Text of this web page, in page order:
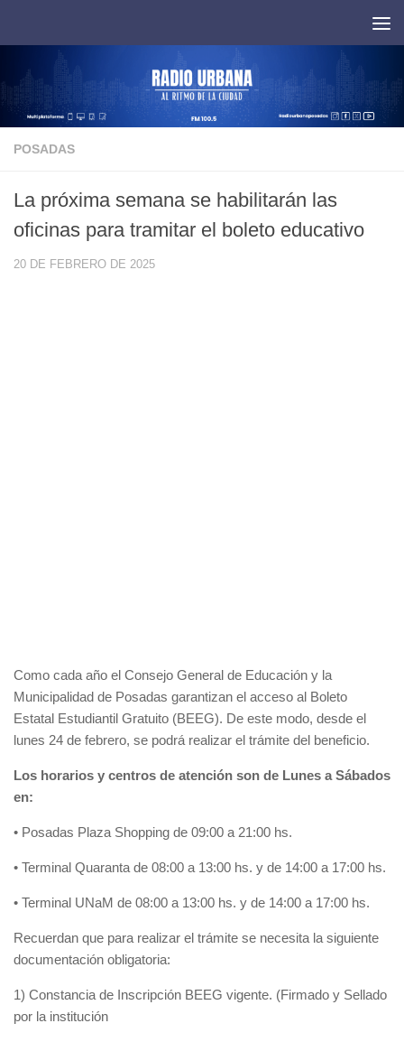
POSADAS
La próxima semana se habilitarán las
oficinas para tramitar el boleto educativo
20 DE FEBRERO DE 2025
Como cada año el Consejo General de Educación y la
Municipalidad de Posadas garantizan el acceso al Boleto
Estatal Estudiantil Gratuito (BEEG). De este modo, desde el
lunes 24 de febrero, se podrá realizar el trámite del beneficio.
Los horarios y centros de atención son de Lunes a Sábados
en:
• Posadas Plaza Shopping de 09:00 a 21:00 hs.
• Terminal Quaranta de 08:00 a 13:00 hs. y de 14:00 a 17:00 hs.
• Terminal UNaM de 08:00 a 13:00 hs. y de 14:00 a 17:00 hs.
Recuerdan que para realizar el trámite se necesita la siguiente
documentación obligatoria:
1) Constancia de Inscripción BEEG vigente. (Firmado y Sellado
por la institución